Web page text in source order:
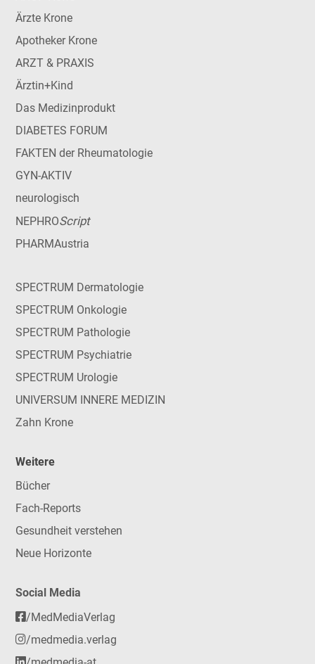
Ärzte Krone
Apotheker Krone
ARZT & PRAXIS
Ärztin+Kind
Das Medizinprodukt
DIABETES FORUM
FAKTEN der Rheumatologie
GYN-AKTIV
neurologisch
NEPHROScript
PHARMAustria
SPECTRUM Dermatologie
SPECTRUM Onkologie
SPECTRUM Pathologie
SPECTRUM Psychiatrie
SPECTRUM Urologie
UNIVERSUM INNERE MEDIZIN
Zahn Krone
Weitere
Bücher
Fach-Reports
Gesundheit verstehen
Neue Horizonte
Social Media
/MedMediaVerlag
/medmedia.verlag